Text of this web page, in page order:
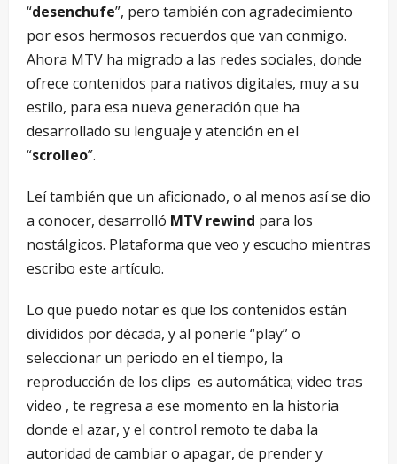
“desenchufe”, pero también con agradecimiento
por esos hermosos recuerdos que van conmigo.
Ahora MTV ha migrado a las redes sociales, donde
ofrece contenidos para nativos digitales, muy a su
estilo, para esa nueva generación que ha
desarrollado su lenguaje y atención en el
“scrolleo”.
Leí también que un aficionado, o al menos así se dio
a conocer, desarrolló MTV rewind para los
nostálgicos. Plataforma que veo y escucho mientras
escribo este artículo.
Lo que puedo notar es que los contenidos están
divididos por década, y al ponerle “play” o
seleccionar un periodo en el tiempo, la
reproducción de los clips es automática; video tras
video , te regresa a ese momento en la historia
donde el azar, y el control remoto te daba la
autoridad de cambiar o apagar, de prender y